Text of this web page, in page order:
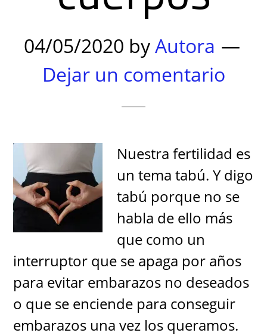
04/05/2020 byAutora
Dejar un comentario
Nuestra fertilidad es
un tema tabú. Y digo
tabú porque no se
habla de ello más
que como un
interruptor que se apaga por años
para evitar embarazos no deseados
o que se enciende para conseguir
embarazos una vez los queramos.